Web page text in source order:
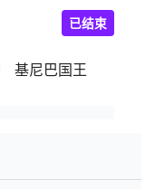
基尼巴国王
已结束